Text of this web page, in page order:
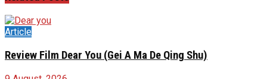
Article
Review Film Dear You (Gei A Ma De Qing Shu)